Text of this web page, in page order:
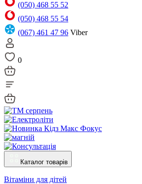
(050) 468 55 52
(050) 468 55 54
(067) 461 47 96 Viber
0
Каталог товарів
Вітаміни для дітей